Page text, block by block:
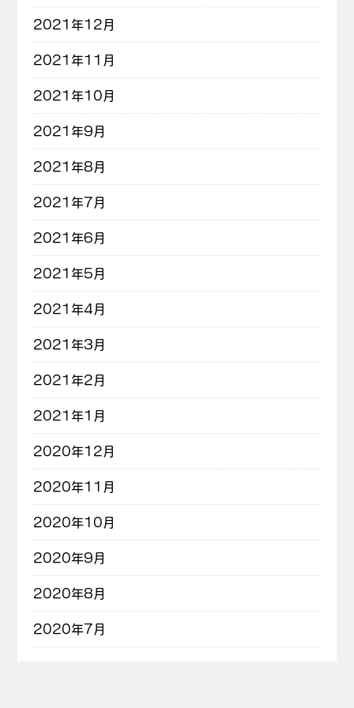
2021年12月
2021年11月
2021年10月
2021年9月
2021年8月
2021年7月
2021年6月
2021年5月
2021年4月
2021年3月
2021年2月
2021年1月
2020年12月
2020年11月
2020年10月
2020年9月
2020年8月
2020年7月